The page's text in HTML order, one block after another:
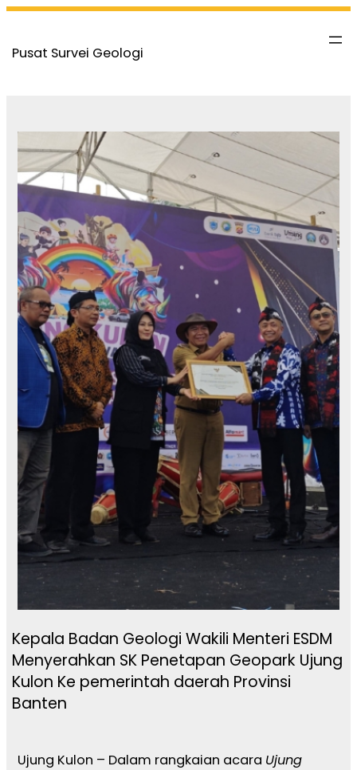
Skip
content
Pusat Survei Geologi
Kepala Badan Geologi Wakili Menteri ESDM
Menyerahkan SK Penetapan Geopark Ujung
Kulon Ke pemerintah daerah Provinsi
Banten
Ujung Kulon – Dalam rangkaian acara Ujung